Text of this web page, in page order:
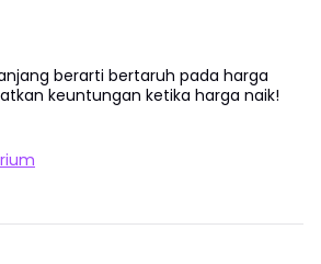
berarti bertaruh pada harga
keuntungan ketika harga naik!